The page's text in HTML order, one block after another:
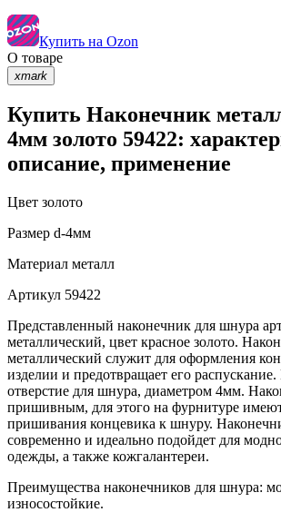
Купить на Ozon
О товаре
xmark
Купить Наконечник
4мм золото 59422:
описание, применение
Цвет золото
Размер d-4мм
Материал металл
Артикул 59422
Представленный наконечник для шнура
металлический, цвет красное золото.
металлический служит для оформления
изделии и предотвращает его
отверстие для шнура, диаметром 4мм.
пришивным, для этого на фурнитуре
пришивания концевика к шнуру.
современно и идеально подойдет для
одежды, а также кожгалантереи.
Преимущества наконечников для шнура:
износостойкие.